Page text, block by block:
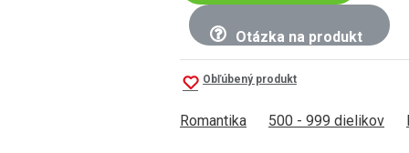
Otázka na produkt
Obľúbený produkt
Romantika 500 - 999 dielikov